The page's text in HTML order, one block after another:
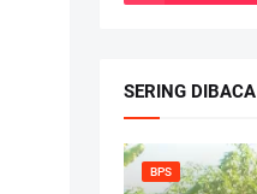
SERING DIBACA
BPS